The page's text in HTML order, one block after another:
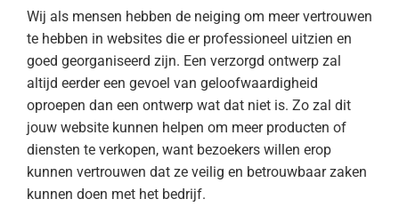
Wij als mensen hebben de neiging om meer vertrouwen
te hebben in websites die er professioneel uitzien en
goed georganiseerd zijn. Een verzorgd ontwerp zal
altijd eerder een gevoel van geloofwaardigheid
oproepen dan een ontwerp wat dat niet is. Zo zal dit
jouw website kunnen helpen om meer producten of
diensten te verkopen, want bezoekers willen erop
kunnen vertrouwen dat ze veilig en betrouwbaar zaken
kunnen doen met het bedrijf.